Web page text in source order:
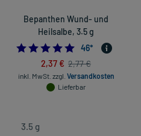
Bepanthen Wund- und
Heilsalbe, 3.5 g
5.0
46*
2,37 € 2,77 €
inkl. MwSt. zzgl. Versandkosten
Lieferbar